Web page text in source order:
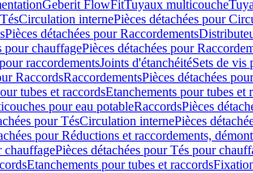
Geberit FlowFitTuyaux multicouche
TésCirculation internePièces détachées pour
Pièces détachées pour Raccordements
pour chauffagePièces détachées pour
raccordementsJoints d'étanchéitéSets de vis
RaccordsRaccordementsPièces détachées
tubes et raccordsEtanchements pour tubes et
pour eau potableRaccordsPièces
pour TésCirculation internePièces
pour Réductions et raccordements,
chauffagePièces détachées pour Tés pour
Etanchements pour tubes et raccords